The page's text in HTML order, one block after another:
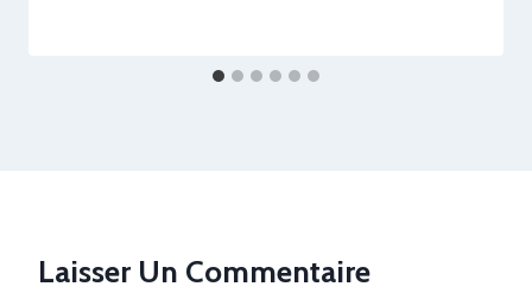
Laisser Un Commentaire